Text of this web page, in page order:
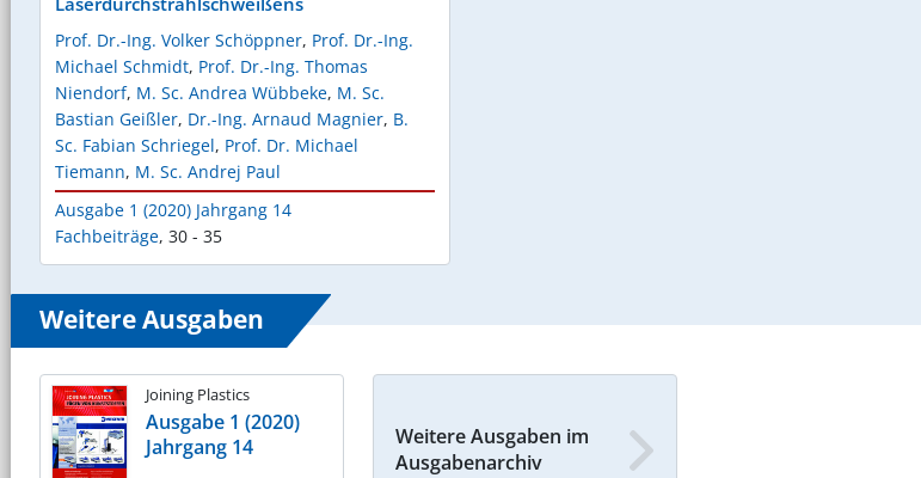
Prof. Dr.-Ing. Volker Schöppner, Prof. Dr.-Ing.
Michael Schmidt, Prof. Dr.-Ing. Thomas
Niendorf, M. Sc. Andrea Wübbeke, M. Sc.
Bastian Geißler, Dr.-Ing. Arnaud Magnier, B.
Sc. Fabian Schriegel, Prof. Dr. Michael
Tiemann, M. Sc. Andrej Paul
Ausgabe 1 (2020) Jahrgang 14
Fachbeiträge, 30 - 35
Weitere Ausgaben
Joining Plastics
Ausgabe 1 (2020)
Jahrgang 14
Weitere Ausgaben im
Ausgabenarchiv